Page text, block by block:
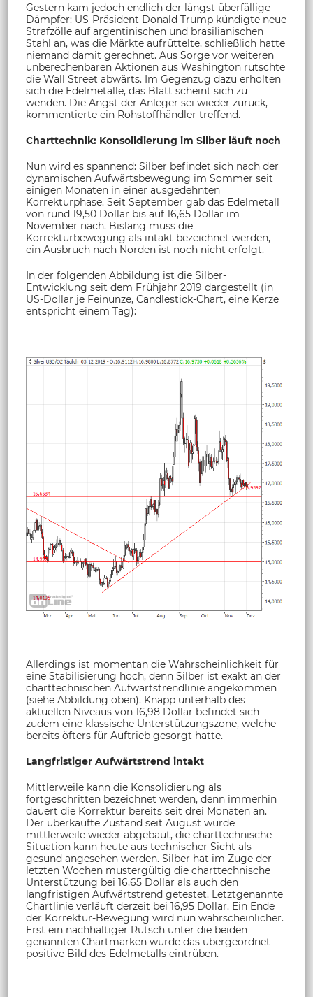
Gestern kam jedoch endlich der längst überfällige
Dämpfer: US-Präsident Donald Trump kündigte neue
Strafzölle auf argentinischen und brasilianischen
Stahl an, was die Märkte aufrüttelte, schließlich hatte
niemand damit gerechnet. Aus Sorge vor weiteren
unberechenbaren Aktionen aus Washington rutschte
die Wall Street abwärts. Im Gegenzug dazu erholten
sich die Edelmetalle, das Blatt scheint sich zu
wenden. Die Angst der Anleger sei wieder zurück,
kommentierte ein Rohstoffhändler treffend.
Charttechnik: Konsolidierung im Silber läuft noch
Nun wird es spannend: Silber befindet sich nach der
dynamischen Aufwärtsbewegung im Sommer seit
einigen Monaten in einer ausgedehnten
Korrekturphase. Seit September gab das Edelmetall
von rund 19,50 Dollar bis auf 16,65 Dollar im
November nach. Bislang muss die
Korrekturbewegung als intakt bezeichnet werden,
ein Ausbruch nach Norden ist noch nicht erfolgt.
In der folgenden Abbildung ist die Silber-
Entwicklung seit dem Frühjahr 2019 dargestellt (in
US-Dollar je Feinunze, Candlestick-Chart, eine Kerze
entspricht einem Tag):
Allerdings ist momentan die Wahrscheinlichkeit für
eine Stabilisierung hoch, denn Silber ist exakt an der
charttechnischen Aufwärtstrendlinie angekommen
(siehe Abbildung oben). Knapp unterhalb des
aktuellen Niveaus von 16,98 Dollar befindet sich
zudem eine klassische Unterstützungszone, welche
bereits öfters für Auftrieb gesorgt hatte.
Langfristiger Aufwärtstrend intakt
Mittlerweile kann die Konsolidierung als
fortgeschritten bezeichnet werden, denn immerhin
dauert die Korrektur bereits seit drei Monaten an.
Der überkaufte Zustand seit August wurde
mittlerweile wieder abgebaut, die charttechnische
Situation kann heute aus technischer Sicht als
gesund angesehen werden. Silber hat im Zuge der
letzten Wochen mustergültig die charttechnische
Unterstützung bei 16,65 Dollar als auch den
langfristigen Aufwärtstrend getestet. Letztgenannte
Chartlinie verläuft derzeit bei 16,95 Dollar. Ein Ende
der Korrektur-Bewegung wird nun wahrscheinlicher.
Erst ein nachhaltiger Rutsch unter die beiden
genannten Chartmarken würde das übergeordnet
positive Bild des Edelmetalls eintrüben.